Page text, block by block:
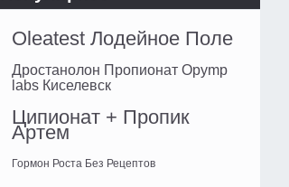
Oleatest Лодейное Поле
Дростанолон Пропионат Opymp
labs Киселевск
Ципионат + Пропик
Артем
Гормон Роста Без Рецептов